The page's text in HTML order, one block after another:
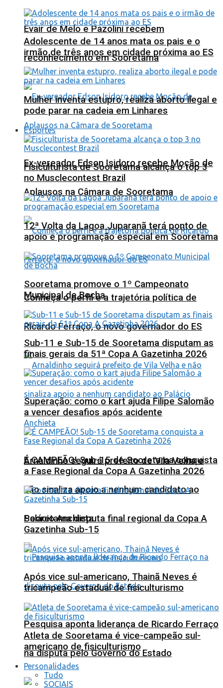
Evair de Melo e Pazolini recebem
reconhecimento em Sooretama
Ex-vereador Edson Isidoro recebe Moção de
Aplausos na Câmara de Sooretama
Conheça o perfil e a trajetória política de
Ricardo Ferraço, o novo governador do ES
Arnaldinho seguirá prefeito de Vila Velha e
não sinaliza apoio a nenhum candidato ao
Palácio Anchieta
Pesquisa aponta liderança de Ricardo Ferraço
na disputa pelo Governo do Estado
Adolescente de 14 anos mata os pais e o
irmão de três anos em cidade próxima ao ES
Mulher inventa estupro, realiza aborto ilegal e
pode parar na cadeia em Linhares
Esportes
Fisiculturista de Sooretama alcança o top 3
no Musclecontest Brazil
12ª Volta da Lagoa Juparanã terá ponto de
apoio e programação especial em Sooretama
Sooretama promove o 1º Campeonato
Municipal de Bocha
Sub-11 e Sub-15 de Sooretama disputam as
finais gerais da 51ª Copa A Gazetinha 2026
Superação: como o kart ajuda Filipe Salomão
a vencer desafios após acidente
É CAMPEÃO! Sub-15 de Sooretama conquista
a Fase Regional da Copa A Gazetinha 2026
Sooretama disputa final regional da Copa A
Gazetinha Sub-15
Após vice sul-americano, Thainã Neves é
tricampeão estadual de fisiculturismo
Atleta de Sooretama é vice-campeão sul-
americano de fisiculturismo
Personalidades
Tudo
SOCIAIS